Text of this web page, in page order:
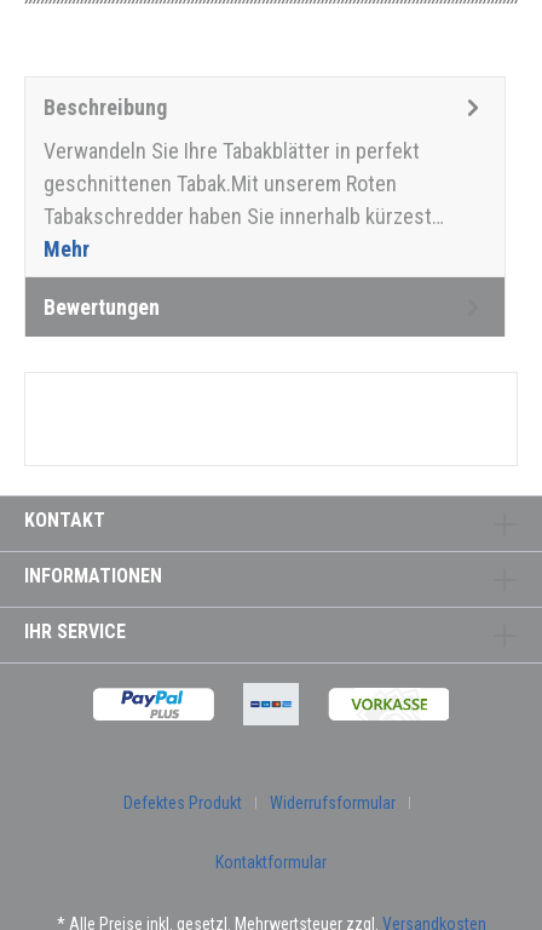
Beschreibung
Verwandeln Sie Ihre Tabakblätter in perfekt
geschnittenen Tabak.Mit unserem Roten
Tabakschredder haben Sie innerhalb kürzest…
Mehr
Bewertungen
KONTAKT
INFORMATIONEN
IHR SERVICE
Defektes Produkt Widerrufsformular
Kontaktformular
* Alle Preise inkl. gesetzl. Mehrwertsteuer zzgl. Versandkosten